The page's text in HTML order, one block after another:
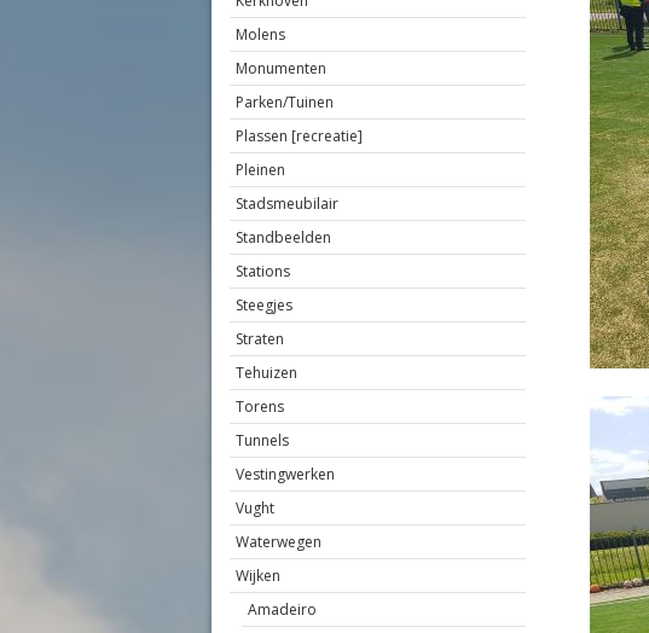
Molens
Monumenten
Parken/Tuinen
Plassen [recreatie]
Pleinen
Stadsmeubilair
Standbeelden
Stations
Steegjes
Straten
Tehuizen
Torens
Tunnels
Vestingwerken
Vught
Waterwegen
Wijken
Amadeiro